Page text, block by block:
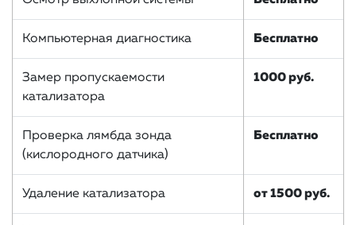
Компьютерная диагностика Бесплатно
Замер пропускаемости
катализатора
1000 руб.
Проверка лямбда зонда
(кислородного датчика)
Бесплатно
Удаление катализатора от 1500 руб.